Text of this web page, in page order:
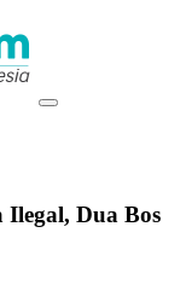
Ilegal, Dua Bos